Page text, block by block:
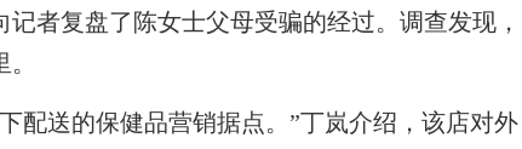
复盘了陈女士父母受骗的经过。调查发现，
送的保健品营销据点。”丁岚介绍，该店对外